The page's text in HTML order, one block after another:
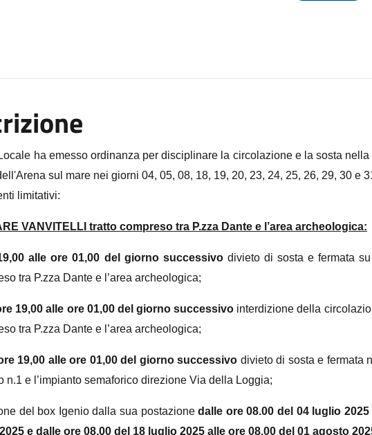
ha emesso ordinanza per disciplinare la circolazione e la sosta
sul mare nei giorni 04, 05, 08, 18, 19, 20, 23, 24, 25, 26, 29, 30 e
limitativi:
VANVITELLI tratto compreso tra P.zza Dante e l’area archeologica:
alle ore 01,00 del giorno successivodivieto di sosta e fermata
tra P.zza Dante e l’area archeologica;
19,00 alle ore 01,00 del giorno successivo interdizione della
tra P.zza Dante e l’area archeologica;
19,00 alle ore 01,00 del giorno successivo divieto di sosta e fermata
n.1 e l’impianto semaforico direzione Via della Loggia;
del box Igenio dalla sua postazionedalle ore 08.00 del 04 luglio
e dalle ore 08.00 del 18 luglio 2025 alle ore 08.00 del 01 agosto